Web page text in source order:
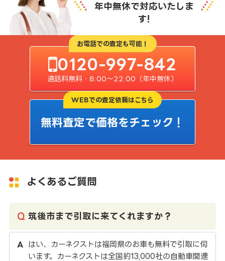
年中無休で対応いたしま
す!
お電話での査定も可能！
0120-997-842
通話料無料・8:00〜22:00（年中無休）
WEBでの査定依頼はこちら
無料査定で価格をチェック！
よくあるご質問
筑後市まで引取に来てくれますか？
はい、カーネクストは福岡県のお車も無料で引取に伺
います。カーネクストは全国約13,000社の自動車関連